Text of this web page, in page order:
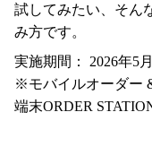
試してみたい、そん
み方です。
実施期間： 2026年5
※モバイルオーダー
端末ORDER